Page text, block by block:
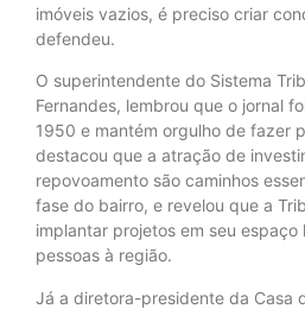
imóveis vazios, é preciso criar
defendeu.
O superintendente do Sistema
Fernandes, lembrou que o jornal
1950 e mantém orgulho de fazer
destacou que a atração de
repovoamento são caminhos
fase do bairro, e revelou que a
implantar projetos em seu
pessoas à região.
Já a diretora-presidente da Casa